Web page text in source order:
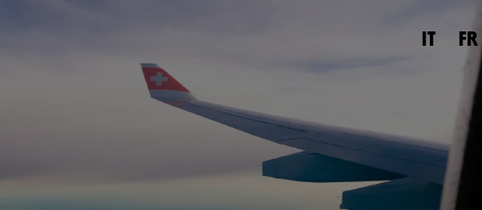
IT FR